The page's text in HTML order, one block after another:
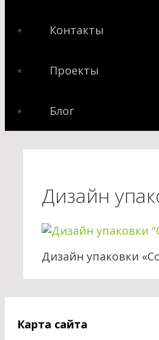
Контакты
Проекты
Блог
Дизайн
Дизайн упаковки
Карта сайта